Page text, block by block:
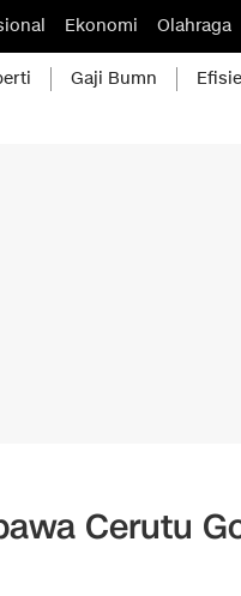
Ekonomi Olahraga
Gaji Bumn
Cerutu